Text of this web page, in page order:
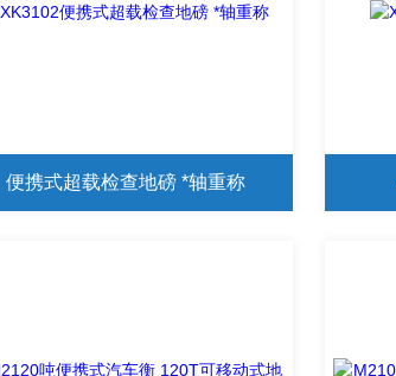
便携式超载检查地磅 *轴重称